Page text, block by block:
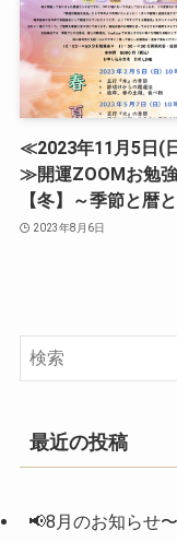
≪2023年11月5日(
≫開運ZOOMお勉
【冬】～季節と暦
2023年8月6日
最近の投稿
📢8月のお知らせ